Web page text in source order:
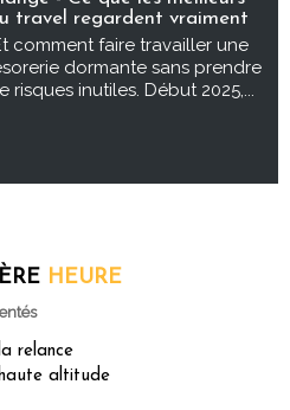
travel regardent vraiment
comment faire travailler une
dormante sans prendre
risques inutiles. Début 2025,...
HEURE
relance
altitude